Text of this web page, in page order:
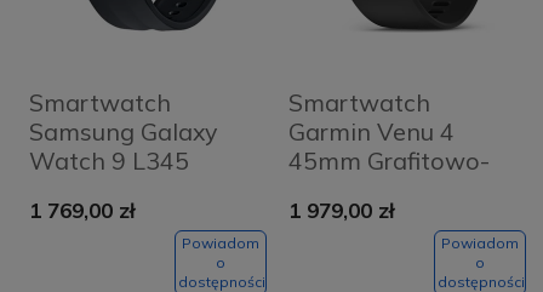
Smartwatch
Samsung Galaxy
Watch 9 L345
Grafitowy -
1 769,00 zł
Powiadom
o
dostępności
Smartwatch
Garmin Venu 4
45mm Grafitowo-
Black
1 979,00 zł
Powiadom
o
dostępności